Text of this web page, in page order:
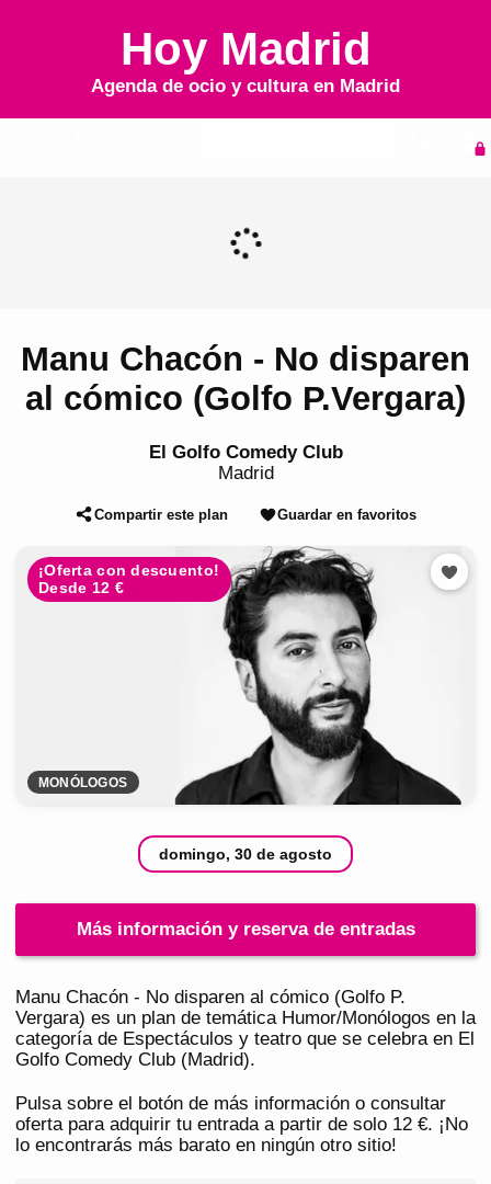
Hoy Madrid
Agenda de ocio y cultura en Madrid
Manu Chacón - No disparen
al cómico (Golfo P.Vergara)
El Golfo Comedy Club
Madrid
Compartir este plan Guardar en favoritos
¡Oferta con descuento!
Desde 12 €
MONÓLOGOS
domingo, 30 de agosto
Más información y reserva de entradas
Manu Chacón - No disparen al cómico (Golfo P.
Vergara) es un plan de temática Humor/Monólogos en la
categoría de Espectáculos y teatro que se celebra en El
Golfo Comedy Club (Madrid).
Pulsa sobre el botón de más información o consultar
oferta para adquirir tu entrada a partir de solo 12 €. ¡No
lo encontrarás más barato en ningún otro sitio!